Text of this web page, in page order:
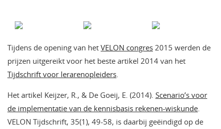
Tijdens de opening van het VELON congres 2015 werden de
prijzen uitgereikt voor het beste artikel 2014 van het
Tijdschrift voor lerarenopleiders.
Het artikel Keijzer, R., & De Goeij, E. (2014). Scenario’s voor
de implementatie van de kennisbasis rekenen-wiskunde.
VELON Tijdschrift, 35(1), 49-58, is daarbij geëindigd op de